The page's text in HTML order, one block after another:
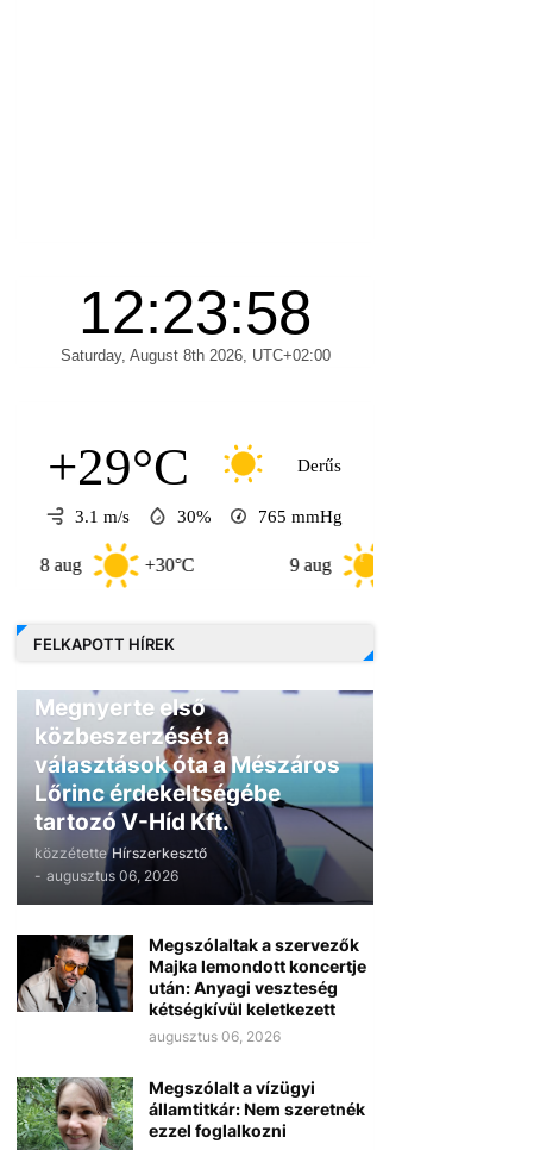
+29°C Derűs
3.1 m/s 30% 765 mmHg
+30°C +30°C
FELKAPOTT HÍREK
Megnyerte első
közbeszerzését a
választások óta a Mészáros
Lőrinc érdekeltségébe
tartozó V-Híd Kft.
közzétette Hírszerkesztő
- augusztus 06, 2026
Megszólaltak a szervezők
Majka lemondott koncertje
után: Anyagi veszteség
kétségkívül keletkezett
augusztus 06, 2026
Megszólalt a vízügyi
államtitkár: Nem szeretnék
ezzel foglalkozni